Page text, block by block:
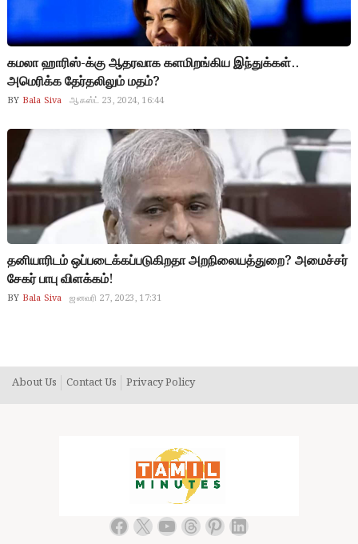
கமலா ஹாரிஸ்-க்கு ஆதரவாக களமிறங்கிய இந்துக்கள்..
அமெரிக்க தேர்தலிலும் மதம்?
BY Bala Siva ஆகஸ்ட் 23, 2024, 16:44
தனியாரிடம் ஒப்படைக்கப்படுகிறதா அறநிலையத்துறை? அமைச்சர்
சேகர் பாபு விளக்கம்!
BY Bala Siva ஜனவரி 27, 2023, 17:31
About Us Contact Us Privacy Policy
Facebook
X YouTube
Threads
Pinterest
LinkedIn